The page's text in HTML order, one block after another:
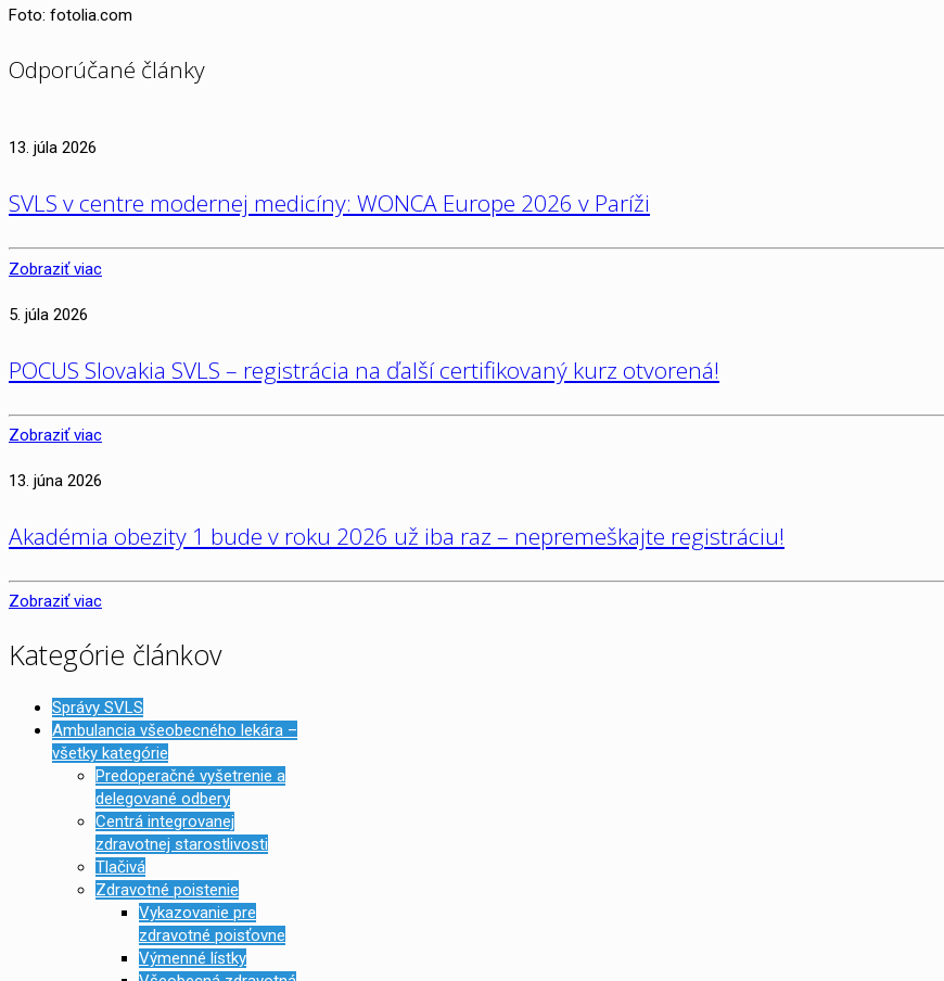
Foto: fotolia.com
Odporúčané články
13. júla 2026
SVLS v centre modernej medicíny: WONCA Europe 2026 v Paríži
Zobraziť viac
5. júla 2026
POCUS Slovakia SVLS – registrácia na ďalší certifikovaný kurz otvorená!
Zobraziť viac
13. júna 2026
Akadémia obezity 1 bude v roku 2026 už iba raz – nepremeškajte registráciu!
Zobraziť viac
Kategórie článkov
Správy SVLS
Ambulancia všeobecného lekára –
všetky kategórie
Predoperačné vyšetrenie a
delegované odbery
Centrá integrovanej
zdravotnej starostlivosti
Tlačivá
Zdravotné poistenie
Vykazovanie pre
zdravotné poisťovne
Výmenné lístky